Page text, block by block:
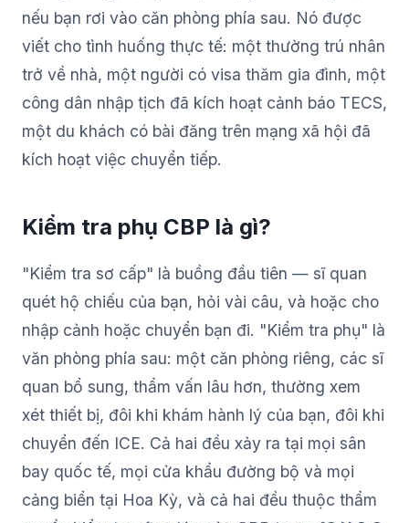
nếu bạn rơi vào căn phòng phía sau. Nó được
viết cho tình huống thực tế: một thường trú nhân
trở về nhà, một người có visa thăm gia đình, một
công dân nhập tịch đã kích hoạt cảnh báo TECS,
một du khách có bài đăng trên mạng xã hội đã
kích hoạt việc chuyển tiếp.
Kiểm tra phụ CBP là gì?
"Kiểm tra sơ cấp" là buồng đầu tiên — sĩ quan
quét hộ chiếu của bạn, hỏi vài câu, và hoặc cho
nhập cảnh hoặc chuyển bạn đi. "Kiểm tra phụ" là
văn phòng phía sau: một căn phòng riêng, các sĩ
quan bổ sung, thẩm vấn lâu hơn, thường xem
xét thiết bị, đôi khi khám hành lý của bạn, đôi khi
chuyển đến ICE. Cả hai đều xảy ra tại mọi sân
bay quốc tế, mọi cửa khẩu đường bộ và mọi
cảng biển tại Hoa Kỳ, và cả hai đều thuộc thẩm